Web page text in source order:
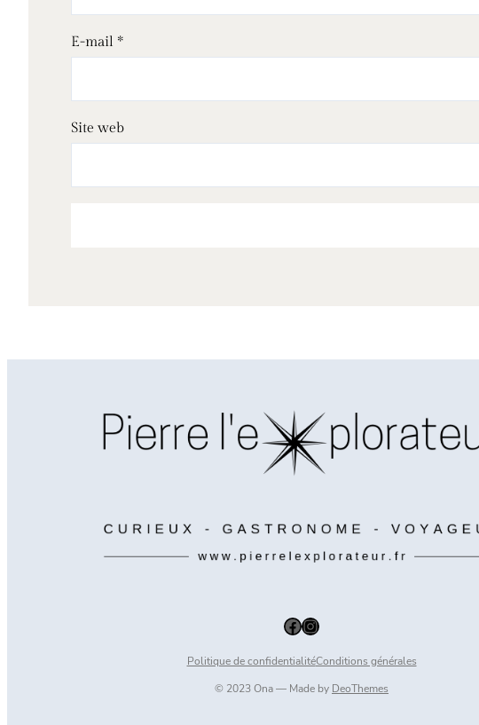
E-mail *
Site web
Facebook Instagram
Politique de confidentialitéConditions générales
© 2023 Ona — Made by DeoThemes